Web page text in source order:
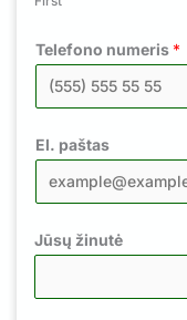
Telefono numeris *
El. paštas
Jūsų žinutė